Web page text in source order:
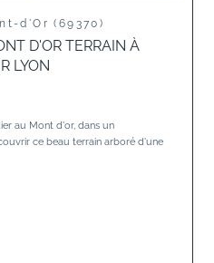
d'Or (69370)
D'OR TERRAIN À
LYON
au Mont d'or, dans un
ce beau terrain arboré d'une